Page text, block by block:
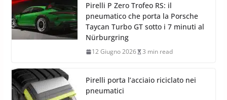
Pirelli P Zero Trofeo RS: il
pneumatico che porta la Porsche
Taycan Turbo GT sotto i 7 minuti al
Nürburgring
12 Giugno 2026 3 min read
Pirelli porta l’acciaio riciclato nei
pneumatici